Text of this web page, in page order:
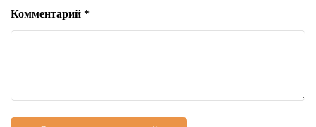
Комментарий *